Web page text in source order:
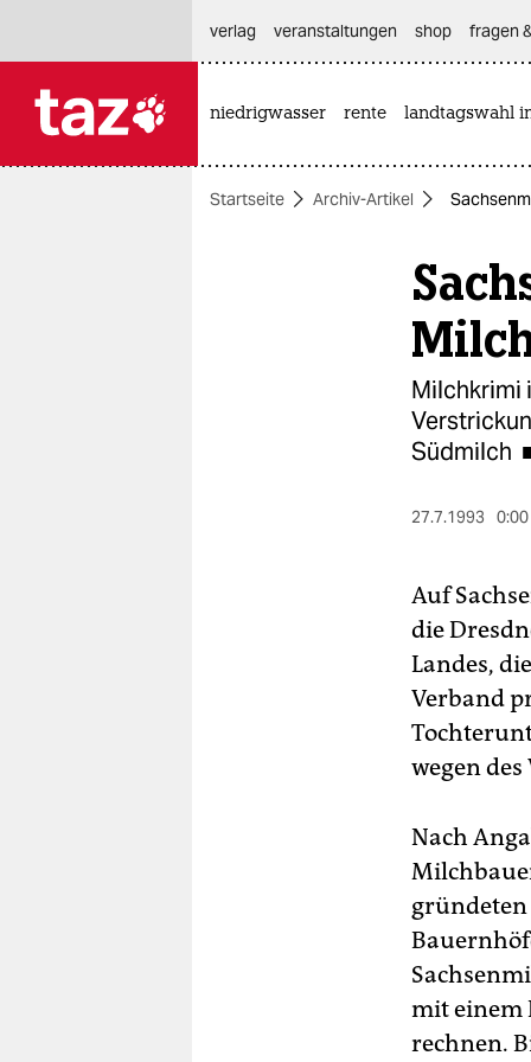
themen
verlag
veranstaltungen shop fragen
niedrigwasser rente landtagswahl
Startseite Archiv-Artikel
Milchkrimi
Südmilch
27.7.1993
Auf
die
Landes,
Verband
wegen
Nach
gründeten
mit einem
rechnen.